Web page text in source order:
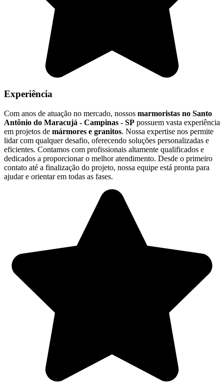
Experiência
Com anos de atuação no mercado, nossos marmoristas no Santo
Antônio do Maracujá - Campinas - SP possuem vasta experiência
em projetos de mármores e granitos. Nossa expertise nos permite
lidar com qualquer desafio, oferecendo soluções personalizadas e
eficientes. Contamos com profissionais altamente qualificados e
dedicados a proporcionar o melhor atendimento. Desde o primeiro
contato até a finalização do projeto, nossa equipe está pronta para
ajudar e orientar em todas as fases.